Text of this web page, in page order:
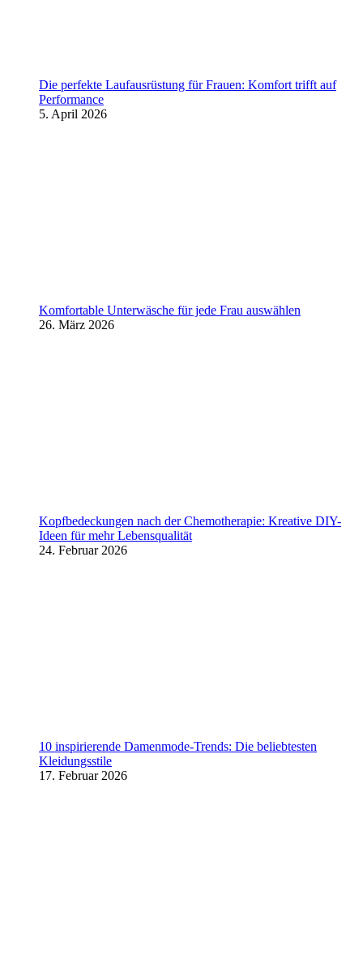
Die perfekte Laufausrüstung für Frauen: Komfort trifft auf
Performance
5. April 2026
Komfortable Unterwäsche für jede Frau auswählen
26. März 2026
Kopfbedeckungen nach der Chemotherapie: Kreative DIY-
Ideen für mehr Lebensqualität
24. Februar 2026
10 inspirierende Damenmode-Trends: Die beliebtesten
Kleidungsstile
17. Februar 2026